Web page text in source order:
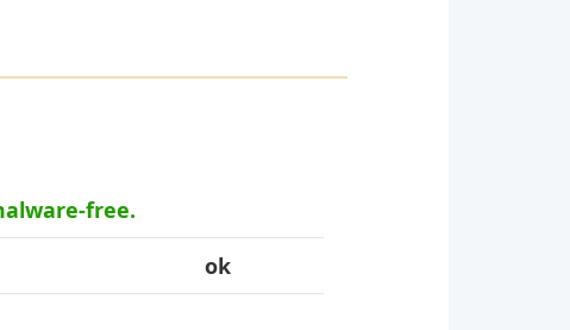
free.
ok